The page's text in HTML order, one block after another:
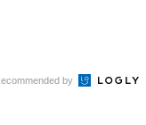
by